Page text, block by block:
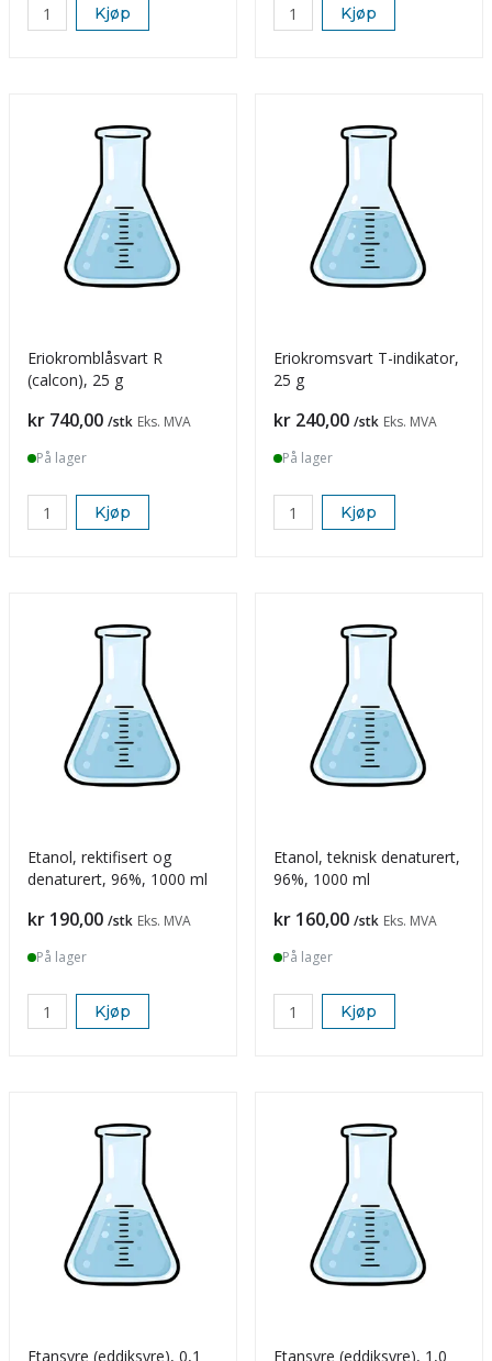
Kjøp Kjøp
Eriokromblåsvart R
(calcon), 25 g
Pris
kr 740,00 /stk Eks. MVA
På lager
Kjøp
Eriokromsvart T-indikator,
25 g
Pris
kr 240,00 /stk Eks. MVA
På lager
Kjøp
Etanol, rektifisert og
denaturert, 96%, 1000 ml
Pris
kr 190,00 /stk Eks. MVA
På lager
Kjøp
Etanol, teknisk denaturert,
96%, 1000 ml
Pris
kr 160,00 /stk Eks. MVA
På lager
Kjøp
Etansyre (eddiksyre), 0,1 Etansyre (eddiksyre), 1,0